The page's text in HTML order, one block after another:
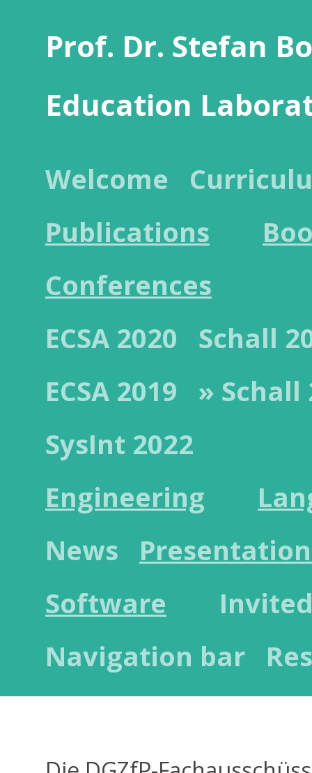
Prof. Dr. Stefan
Education
Welcome
Publications
Conferences
ECSA 2020
Schall
ECSA 2019
» Schall
SysInt 2022
Engineering
News
Software
Navigation bar